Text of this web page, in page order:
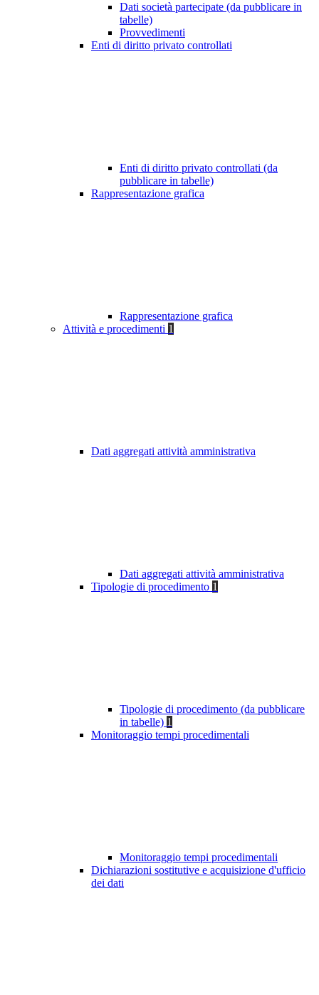
Dati società partecipate (da pubblicare in
tabelle)
Provvedimenti
Enti di diritto privato controllati
Enti di diritto privato controllati (da
pubblicare in tabelle)
Rappresentazione grafica
Rappresentazione grafica
Attività e procedimenti 1
Dati aggregati attività amministrativa
Dati aggregati attività amministrativa
Tipologie di procedimento 1
Tipologie di procedimento (da pubblicare
in tabelle) 1
Monitoraggio tempi procedimentali
Monitoraggio tempi procedimentali
Dichiarazioni sostitutive e acquisizione d'ufficio
dei dati